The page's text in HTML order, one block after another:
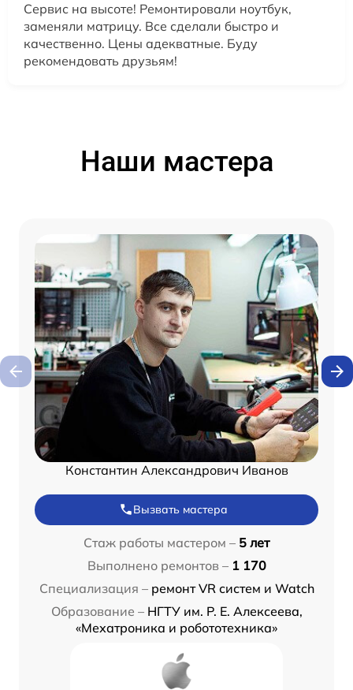
Сервис на высоте! Ремонтировали ноутбук,
заменяли матрицу. Все сделали быстро и
качественно. Цены адекватные. Буду
рекомендовать друзьям!
Наши мастера
Константин Александрович Иванов
Вызвать мастера
Стаж работы мастером – 5 лет
Выполнено ремонтов – 1 170
Специализация – ремонт VR систем и Watch
Образование – НГТУ им. Р. Е. Алексеева,
«Мехатроника и робототехника»